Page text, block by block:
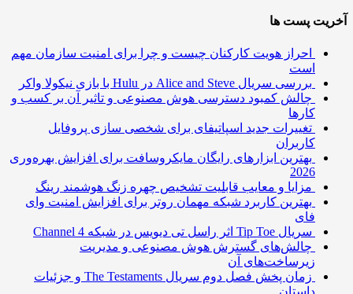
پست ها
احراز هویت کارکنان چیست و چرا برای امنیت سازمان مهم
بررسی سریال Alice and Steve در Hulu با بازی نیکولا واکر
چالش کمبود دسترسی هوش مصنوعی و تاثیر آن بر کسب و
کارها
تغییرات جدید اسپاتیفای برای شخصی سازی پروفایل
کاربران
بهترین ابزارهای رایگان مایکروسافت برای افزایش بهره‌وری
مزایا و معایب قابلیت تشخیص چهره زنگ هوشمند رینگ
بهترین کاربرد شبکه مهمان روتر برای افزایش امنیت وای
سریال Tip Toe اثر راسل تی دیویس در شبکه Channel 4
چالش‌های گسترش هوش مصنوعی و مدیریت
زیرساخت‌های آن
زمان پخش فصل دوم سریال The Testaments و جزئیات
داستان